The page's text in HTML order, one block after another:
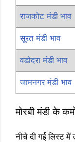
राजकोट मंडी भाव
सूरत मंडी भाव
वडोदरा मंडी भाव
जामनगर मंडी भाव
मोरबी मंडी के
नीचे दी गई लिस्ट